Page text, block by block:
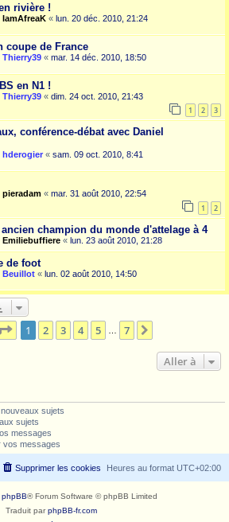
rivière !
IamAfreaK « lun. 20 déc. 2010, 21:24
coupe de France
Thierry39 « mar. 14 déc. 2010, 18:50
en N1 !
Thierry39 « dim. 24 oct. 2010, 21:43
1 2 3
conférence-débat avec Daniel
hderogier « sam. 09 oct. 2010, 8:41
pieradam « mar. 31 août 2010, 22:54
1 2
champion du monde d'attelage à 4
Emiliebuffiere « lun. 23 août 2010, 21:28
de foot
Beuillot « lun. 02 août 2010, 14:50
Page 1sur7
1 2 3 4 5 7
Aller à
sujets
sujets
messages
vos messages
Heures au format UTC+02:00
Supprimer les cookies
phpBB® Forum Software © phpBB Limited
Traduit parphpBB-fr.com